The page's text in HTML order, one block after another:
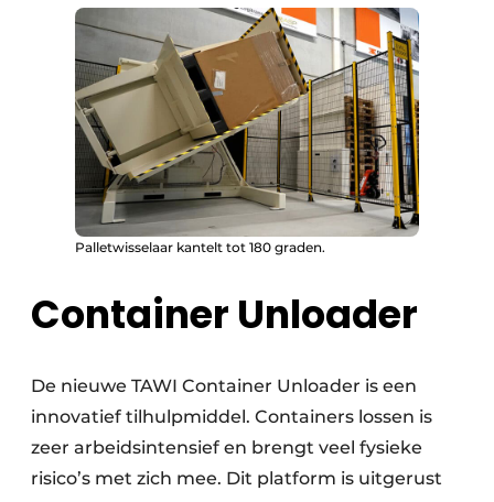
Palletwisselaar kantelt tot 180 graden.
Container Unloader
De nieuwe TAWI Container Unloader is een
innovatief tilhulpmiddel. Containers lossen is
zeer arbeidsintensief en brengt veel fysieke
risico’s met zich mee. Dit platform is uitgerust